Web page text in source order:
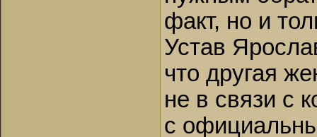
факт, но и
Устав
что другая
не в связи с
с